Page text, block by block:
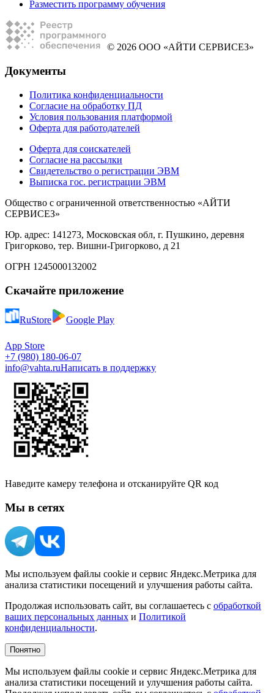
Разместить программу обучения
© 2026 ООО «АЙТИ СЕРВИСЕЗ»
Документы
Политика конфиденциальности
Согласие на обработку ПД
Условия пользования платформой
Оферта для работодателей
Оферта для соискателей
Согласие на рассылки
Свидетельство о регистрации ЭВМ
Выписка гос. регистрации ЭВМ
Общество с ограниченной ответственностью «АЙТИ
СЕРВИСЕЗ»
Юр. адрес: 141273, Московская обл, г. Пушкино, деревня
Григорково, тер. Вишни-Григорково, д 21
ОГРН 1245000132002
Скачайте приложение
RuStore Google Play
App Store
+7 (980) 180-06-07
info@vahta.ruНаписать в поддержку
Наведите камеру телефона и отсканируйте QR код
Мы в сетях
Мы используем файлы cookie и сервис Яндекс.Метрика для
анализа статистики посещений и улучшения работы сайта.
Продолжая использовать сайт, вы соглашаетесь с обработкой
ваших персональных данных и Политикой
конфиденциальности.
Понятно
Мы используем файлы cookie и сервис Яндекс.Метрика для
анализа статистики посещений и улучшения работы сайта.